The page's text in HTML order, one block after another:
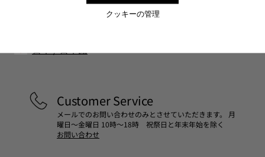
クッキーの管理
Customer Service
メールでのお問い合わせのみとさせていただきます。 月
曜日～金曜日 10時～18時 祝祭日と年末年始を除く
お問い合わせ
日本/日本語